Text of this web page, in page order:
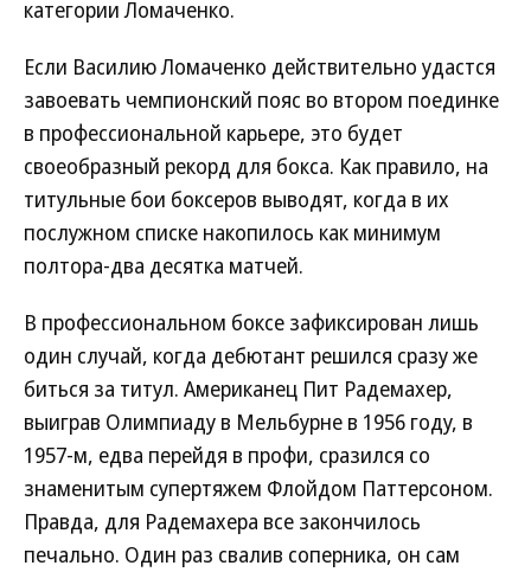
категории Ломаченко.
Если Василию Ломаченко действительно удастся
завоевать чемпионский пояс во втором поединке
в профессиональной карьере, это будет
своеобразный рекорд для бокса. Как правило, на
титульные бои боксеров выводят, когда в их
послужном списке накопилось как минимум
полтора-два десятка матчей.
В профессиональном боксе зафиксирован лишь
один случай, когда дебютант решился сразу же
биться за титул. Американец Пит Радемахер,
выиграв Олимпиаду в Мельбурне в 1956 году, в
1957-м, едва перейдя в профи, сразился со
знаменитым супертяжем Флойдом Паттерсоном.
Правда, для Радемахера все закончилось
печально. Один раз свалив соперника, он сам